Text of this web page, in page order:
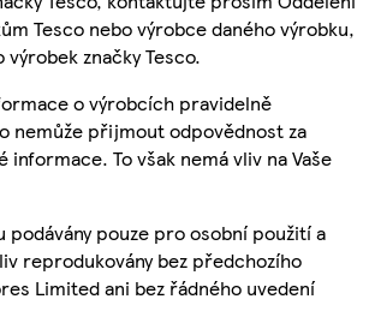
Tesco nebo výrobce daného výrobku,
značky Tesco.
o výrobcích pravidelně
nemůže přijmout odpovědnost za
informace. To však nemá vliv na Vaše
podávány pouze pro osobní použití a
reprodukovány bez předchozího
Limited ani bez řádného uvedení